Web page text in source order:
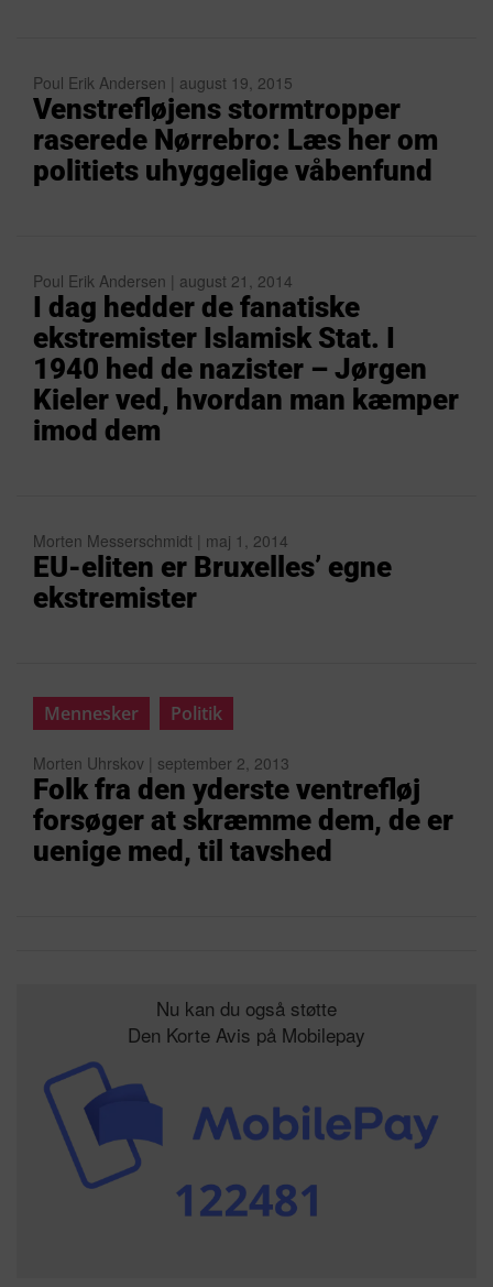
Poul Erik Andersen | august 19, 2015
Venstrefløjens stormtropper
raserede Nørrebro: Læs her om
politiets uhyggelige våbenfund
Poul Erik Andersen | august 21, 2014
I dag hedder de fanatiske
ekstremister Islamisk Stat. I
1940 hed de nazister – Jørgen
Kieler ved, hvordan man kæmper
imod dem
Morten Messerschmidt | maj 1, 2014
EU-eliten er Bruxelles’ egne
ekstremister
Mennesker Politik
Morten Uhrskov | september 2, 2013
Folk fra den yderste ventrefløj
forsøger at skræmme dem, de er
uenige med, til tavshed
Nu kan du også støtte
Den Korte Avis på Mobilepay